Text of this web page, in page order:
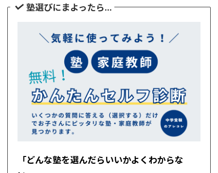
塾選びにまよったら...
「どんな塾を選んだらいいかよくわからな